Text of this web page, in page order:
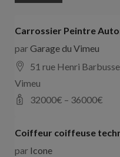
Carrossier Peintre
parGarage du Vimeu
51 rue Henri
Vimeu
32000€ – 36000€
Coiffeur coiffeuse
par Icone